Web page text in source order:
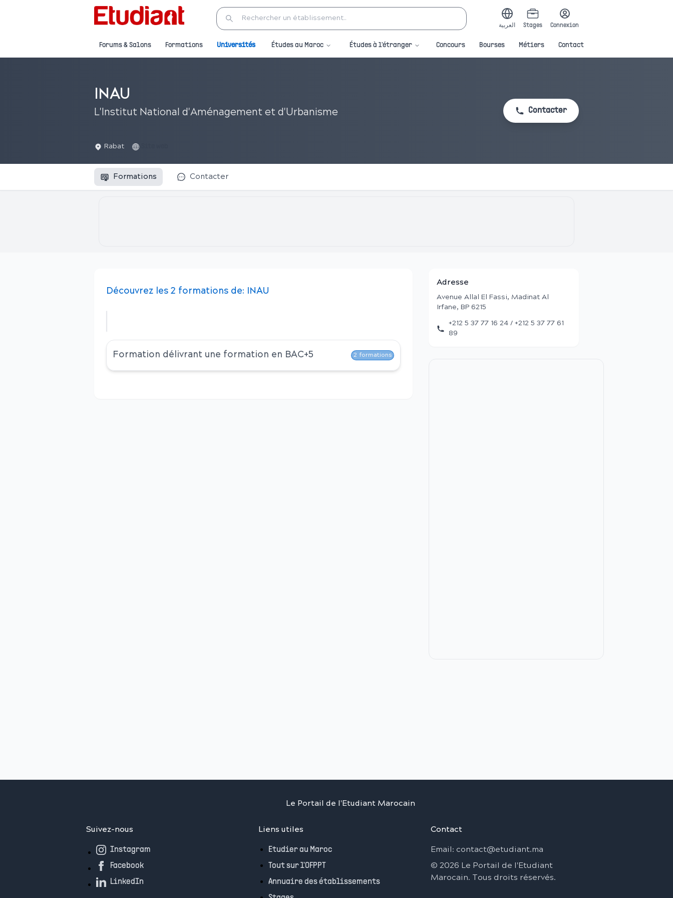
العربية Stages Connexion
Forums & Salons Formations Universités Études au Maroc Études à l'étranger Concours Bourses Métiers Contact
INAU
L'Institut National d'Aménagement et d'Urbanisme
Rabat
Contacter
Formations Contacter
Découvrez les 2 formations de: INAU
Formation délivrant une formation en BAC+5 2 formations
Adresse
Avenue Allal El Fassi, Madinat Al
Irfane, BP 6215
+212 5 37 77 16 24 / +212 5 37 77 61
89
Le Portail de l'Etudiant Marocain
Suivez-nous
Instagram
Facebook
LinkedIn
Liens utiles
Etudier au Maroc
Tout sur l'OFPPT
Annuaire des établissements
Contact
Email: contact@etudiant.ma
© 2026 Le Portail de l'Etudiant
Marocain. Tous droits réservés.